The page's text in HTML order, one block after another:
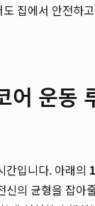
집에서 안전하
어 운동
간입니다. 아래의
신의 균형을 잡아